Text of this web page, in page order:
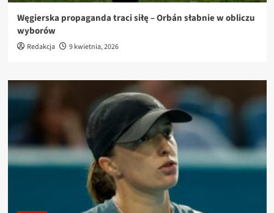
Węgierska propaganda traci siłę – Orbán słabnie w obliczu
wyborów
Redakcja 9 kwietnia, 2026